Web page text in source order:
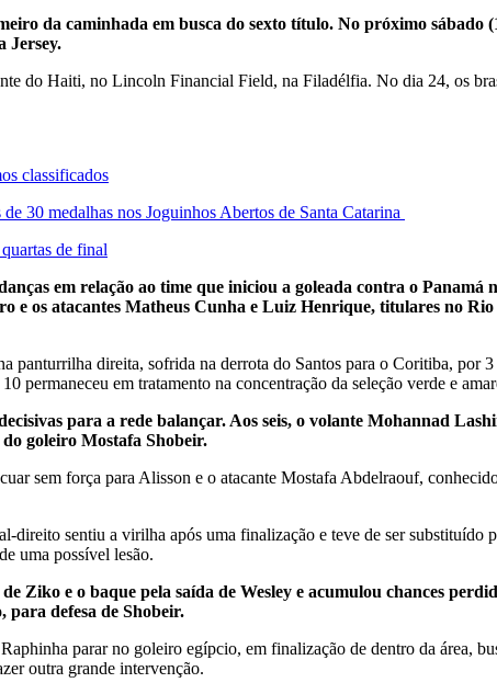
da caminhada em busca do sexto título. No próximo
Jersey.
do Haiti, no Lincoln Financial Field, na Filadélfia. No dia 24, os
classificados
30 medalhas nos Joguinhos Abertos de Santa Catarina
de final
em relação ao time que iniciou a goleada contra o
e os atacantes Matheus Cunha e Luiz Henrique, titulares no
panturrilha direita, sofrida na derrota do Santos para o Coritiba,
permaneceu em tratamento na concentração da seleção verde e
para a rede balançar. Aos seis, o volante Mohannad
goleiro Mostafa Shobeir.
sem força para Alisson e o atacante Mostafa Abdelraouf,
direito sentiu a virilha após uma finalização e teve de ser
uma possível lesão.
Ziko e o baque pela saída de Wesley e acumulou chances
para defesa de Shobeir.
parar no goleiro egípcio, em finalização de dentro da área,
outra grande intervenção.